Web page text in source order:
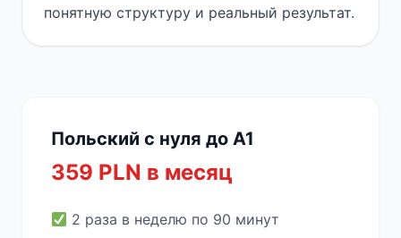
понятную структуру и реальный результат.
Польский с нуля до A1
359 PLN в месяц
2 раза в неделю по 90 минут